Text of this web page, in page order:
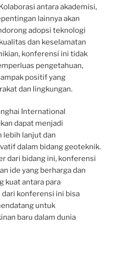
antara akademisi,
lainnya akan
adopsi teknologi
dan keselamatan
konferensi ini tidak
pengetahuan,
positif yang
dan lingkungan.
International
dapat menjadi
lebih lanjut dan
dalam bidang geoteknik.
dari bidang ini, konferensi
ide yang berharga dan
kuat antara para
konferensi ini bisa
untuk
baru dalam dunia